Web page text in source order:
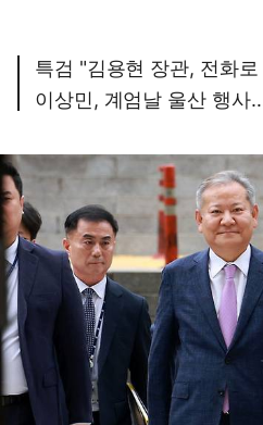
특검 "김용현 장관, 전화
이상민, 계엄날 울산 행사